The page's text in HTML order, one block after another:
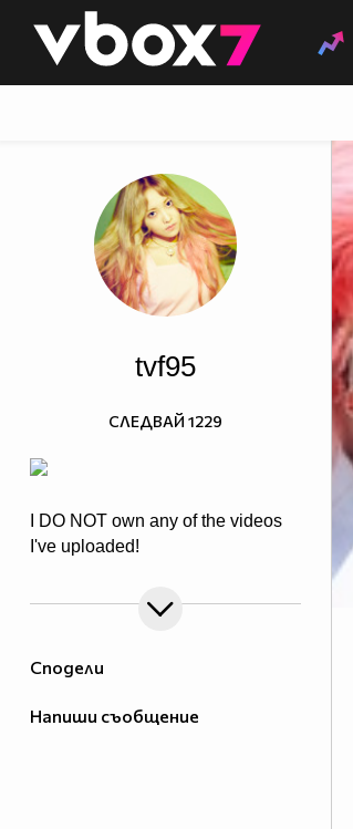
👾
Сподели
Напиши съобщение
tvf95
I DO NOT own any of the videos
I've uploaded!
СЛЕДВАЙ 1229